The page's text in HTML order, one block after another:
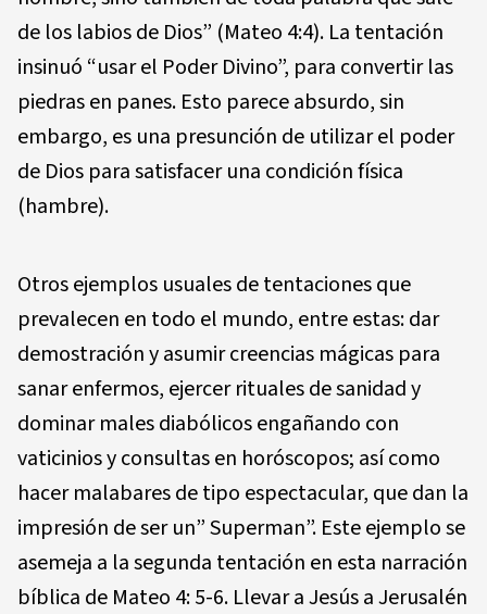
de los labios de Dios” (Mateo 4:4). La tentación
insinuó “usar el Poder Divino”, para convertir las
piedras en panes. Esto parece absurdo, sin
embargo, es una presunción de utilizar el poder
de Dios para satisfacer una condición física
(hambre).
Otros ejemplos usuales de tentaciones que
prevalecen en todo el mundo, entre estas: dar
demostración y asumir creencias mágicas para
sanar enfermos, ejercer rituales de sanidad y
dominar males diabólicos engañando con
vaticinios y consultas en horóscopos; así como
hacer malabares de tipo espectacular, que dan la
impresión de ser un” Superman”. Este ejemplo se
asemeja a la segunda tentación en esta narración
bíblica de Mateo 4: 5-6. Llevar a Jesús a Jerusalén